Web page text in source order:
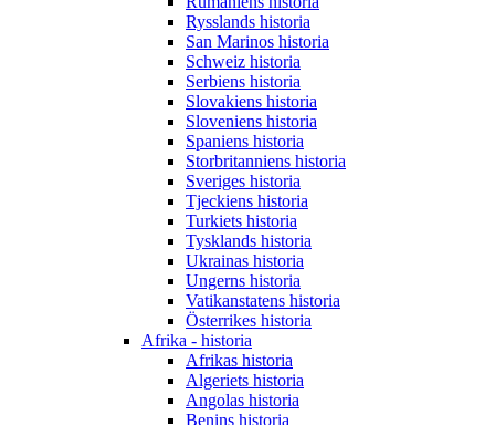
Rysslands historia
San Marinos historia
Schweiz historia
Serbiens historia
Slovakiens historia
Sloveniens historia
Spaniens historia
Storbritanniens historia
Sveriges historia
Tjeckiens historia
Turkiets historia
Tysklands historia
Ukrainas historia
Ungerns historia
Vatikanstatens historia
Österrikes historia
Afrika - historia
Afrikas historia
Algeriets historia
Angolas historia
Benins historia